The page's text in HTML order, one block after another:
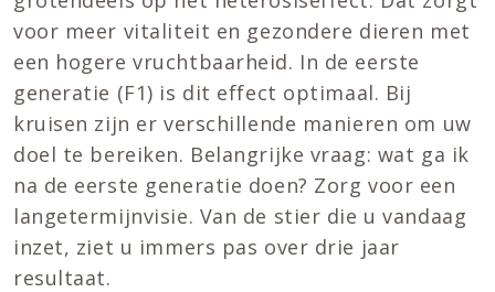
voor meer vitaliteit en gezondere dieren met
een hogere vruchtbaarheid. In de eerste
generatie (F1) is dit effect optimaal. Bij
kruisen zijn er verschillende manieren om uw
doel te bereiken. Belangrijke vraag: wat ga ik
na de eerste generatie doen? Zorg voor een
langetermijnvisie. Van de stier die u vandaag
inzet, ziet u immers pas over drie jaar
resultaat.